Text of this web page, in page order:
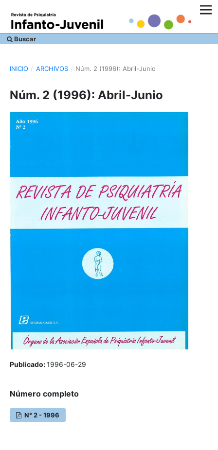
Buscar
INICIO / ARCHIVOS / Núm. 2 (1996): Abril-Junio
Núm. 2 (1996): Abril-Junio
Publicado:1996-06-29
Número completo
N° 2 - 1996